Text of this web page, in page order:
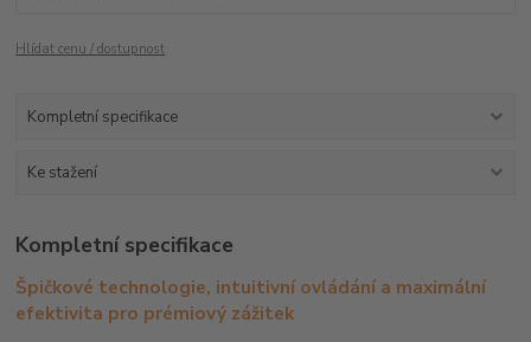
Hlídat cenu / dostupnost
Kompletní specifikace
Ke stažení
Kompletní specifikace
Špičkové technologie, intuitivní ovládání a maximální
efektivita pro prémiový zážitek